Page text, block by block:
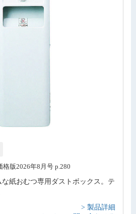
版2026年8月号 p.280
な紙おむつ専用ダストボックス。テ
> 製品詳細